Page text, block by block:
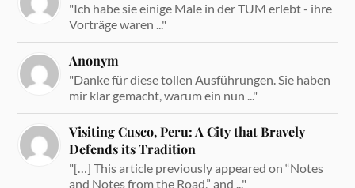
"Ich habe sie einige Male in der TUM erlebt - ihre
Vorträge waren ..."
Anonym
"Danke für diese tollen Ausführungen. Sie haben
mir klar gemacht, warum ein nun ..."
Visiting Cusco, Peru: A City that Bravely
Defends its Tradition
"[…] This article previously appeared on “Notes
and Notes from the Road,” and ..."